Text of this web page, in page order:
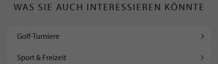
WAS SIE AUCH INTERESSIEREN KÖNNTE
Golf-Turniere
Sport & Freizeit